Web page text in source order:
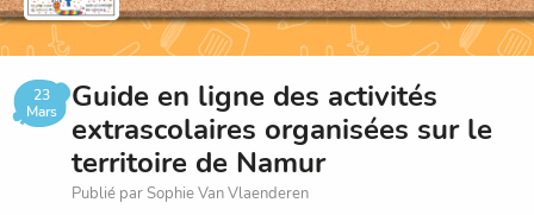
23
Mars
Guide en ligne des activités
extrascolaires organisées sur le
territoire de Namur
Publié par Sophie Van Vlaenderen